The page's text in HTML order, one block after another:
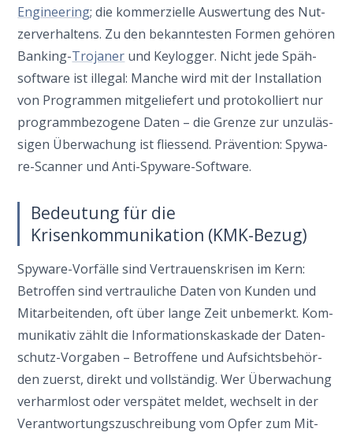
Engi­nee­ring; die kom­mer­zi­el­le Aus­wer­tung des Nut­
zer­ver­hal­tens. Zu den bekann­te­sten For­men gehö­ren
Ban­king-Tro­ja­ner und Key­log­ger. Nicht jede Späh­
soft­ware ist ille­gal: Man­che wird mit der Instal­la­ti­on
von Pro­gram­men mit­ge­lie­fert und pro­to­kol­liert nur
pro­gramm­be­zo­ge­ne Daten – die Gren­ze zur unzu­läs­
si­gen Über­wa­chung ist flies­send. Prä­ven­ti­on: Spy­wa­
re-Scan­ner und Anti-Spyware-Software.
Bedeutung für die
Krisenkommunikation (KMK-Bezug)
Spy­wa­re-Vor­fäl­le sind Ver­trau­ens­kri­sen im Kern:
Betrof­fen sind ver­trau­li­che Daten von Kun­den und
Mit­ar­bei­ten­den, oft über lan­ge Zeit unbe­merkt. Kom­
mu­ni­ka­tiv zählt die Infor­ma­ti­ons­kas­ka­de der Daten­
schutz-Vor­ga­ben – Betrof­fe­ne und Auf­sichts­be­hör­
den zuerst, direkt und voll­stän­dig. Wer Über­wa­chung
ver­harm­lost oder ver­spä­tet mel­det, wech­selt in der
Ver­ant­wor­tungs­zu­schrei­bung vom Opfer zum Mit­